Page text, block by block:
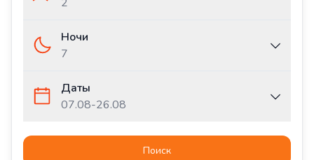
Ночи
7
Даты
07.08-26.08
Поиск